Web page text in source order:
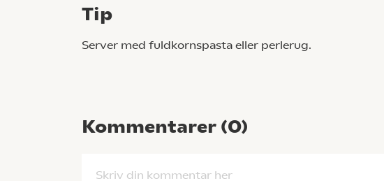
Tip
Server med fuldkornspasta eller perlerug.
Kommentarer (0)
Skriv din kommentar her